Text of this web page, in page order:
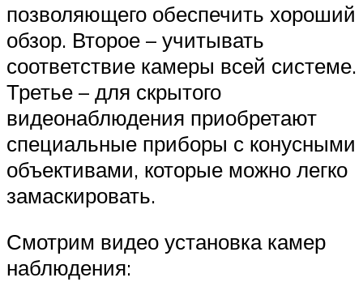
позволяющего обеспечить хороший
обзор. Второе – учитывать
соответствие камеры всей системе.
Третье – для скрытого
видеонаблюдения приобретают
специальные приборы с конусными
объективами, которые можно легко
замаскировать.
Смотрим видео установка камер
наблюдения: